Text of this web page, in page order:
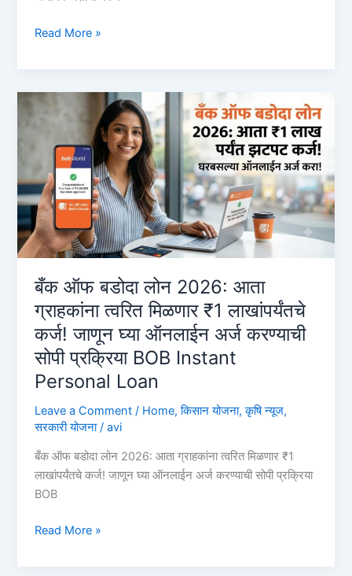
Bank
Online
Loan:
₹५०,०००
ते
₹२०,००,०००
पर्यंत
इन्स्टंट
लोन
कसे
मिळवायचे?
(संपूर्ण
माहिती)
Read More »
बँक ऑफ बडोदा लोन 2026: आता
ग्राहकांना त्वरित मिळणार ₹1 लाखांपर्यंतचे
कर्ज! जाणून घ्या ऑनलाईन अर्ज करण्याची
सोपी प्रक्रिया BOB Instant
Personal Loan
Leave a Comment / Home,किसान योजना,कृषि न्यूज,
सरकारी योजना/avi
बँक ऑफ बडोदा लोन 2026: आता ग्राहकांना त्वरित मिळणार ₹1
लाखांपर्यंतचे कर्ज! जाणून घ्या ऑनलाईन अर्ज करण्याची सोपी प्रक्रिया
BOB
बँक
Read More »